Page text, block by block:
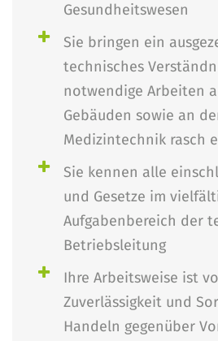
Gesundheitswesen
Sie bringen ein
technisches
notwendige Arbeiten
Gebäuden sowie an
Medizintechnik rasch
Sie kennen alle
und Gesetze im
Aufgabenbereich der
Betriebsleitung
Ihre Arbeitsweise ist
Zuverlässigkeit und
Handeln gegenüber